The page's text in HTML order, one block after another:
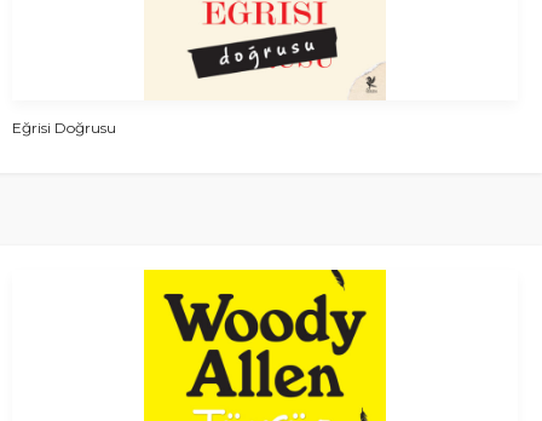
Eğrisi Doğrusu